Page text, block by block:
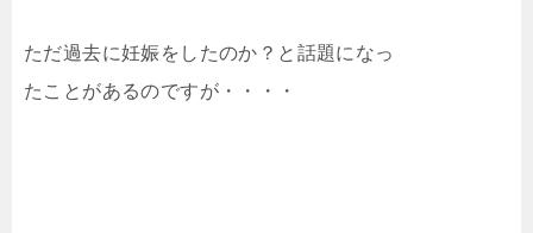
ただ過去に妊娠をしたのか？と話題になっ
たことがあるのですが・・・・